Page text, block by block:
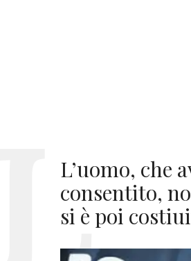
L’uomo, che
consentito,
si è poi